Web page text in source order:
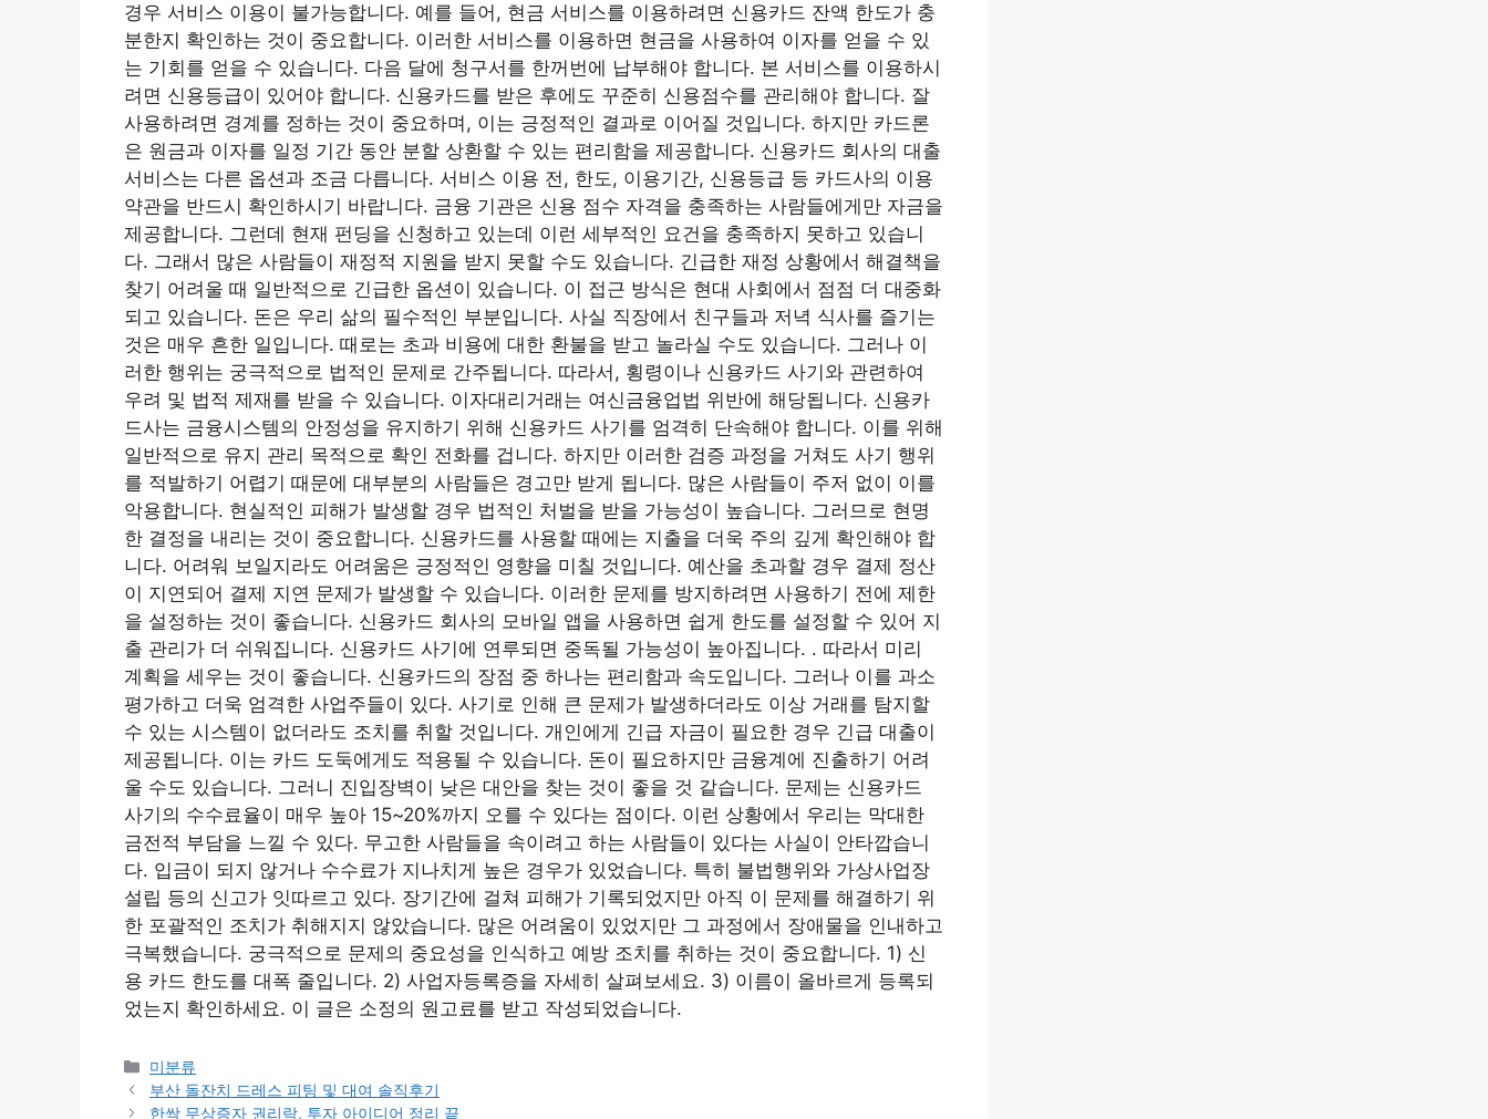
경우 서비스 이용이 불가능합니다. 예를 들어, 현금 서비스를 이용하려면 신용카드 잔액 한도가 충
분한지 확인하는 것이 중요합니다. 이러한 서비스를 이용하면 현금을 사용하여 이자를 얻을 수 있
는 기회를 얻을 수 있습니다. 다음 달에 청구서를 한꺼번에 납부해야 합니다. 본 서비스를 이용하시
려면 신용등급이 있어야 합니다. 신용카드를 받은 후에도 꾸준히 신용점수를 관리해야 합니다. 잘
사용하려면 경계를 정하는 것이 중요하며, 이는 긍정적인 결과로 이어질 것입니다. 하지만 카드론
은 원금과 이자를 일정 기간 동안 분할 상환할 수 있는 편리함을 제공합니다. 신용카드 회사의 대출
서비스는 다른 옵션과 조금 다릅니다. 서비스 이용 전, 한도, 이용기간, 신용등급 등 카드사의 이용
약관을 반드시 확인하시기 바랍니다. 금융 기관은 신용 점수 자격을 충족하는 사람들에게만 자금을
제공합니다. 그런데 현재 펀딩을 신청하고 있는데 이런 세부적인 요건을 충족하지 못하고 있습니
다. 그래서 많은 사람들이 재정적 지원을 받지 못할 수도 있습니다. 긴급한 재정 상황에서 해결책을
찾기 어려울 때 일반적으로 긴급한 옵션이 있습니다. 이 접근 방식은 현대 사회에서 점점 더 대중화
되고 있습니다. 돈은 우리 삶의 필수적인 부분입니다. 사실 직장에서 친구들과 저녁 식사를 즐기는
것은 매우 흔한 일입니다. 때로는 초과 비용에 대한 환불을 받고 놀라실 수도 있습니다. 그러나 이
러한 행위는 궁극적으로 법적인 문제로 간주됩니다. 따라서, 횡령이나 신용카드 사기와 관련하여
우려 및 법적 제재를 받을 수 있습니다. 이자대리거래는 여신금융업법 위반에 해당됩니다. 신용카
드사는 금융시스템의 안정성을 유지하기 위해 신용카드 사기를 엄격히 단속해야 합니다. 이를 위해
일반적으로 유지 관리 목적으로 확인 전화를 겁니다. 하지만 이러한 검증 과정을 거쳐도 사기 행위
를 적발하기 어렵기 때문에 대부분의 사람들은 경고만 받게 됩니다. 많은 사람들이 주저 없이 이를
악용합니다. 현실적인 피해가 발생할 경우 법적인 처벌을 받을 가능성이 높습니다. 그러므로 현명
한 결정을 내리는 것이 중요합니다. 신용카드를 사용할 때에는 지출을 더욱 주의 깊게 확인해야 합
니다. 어려워 보일지라도 어려움은 긍정적인 영향을 미칠 것입니다. 예산을 초과할 경우 결제 정산
이 지연되어 결제 지연 문제가 발생할 수 있습니다. 이러한 문제를 방지하려면 사용하기 전에 제한
을 설정하는 것이 좋습니다. 신용카드 회사의 모바일 앱을 사용하면 쉽게 한도를 설정할 수 있어 지
출 관리가 더 쉬워집니다. 신용카드 사기에 연루되면 중독될 가능성이 높아집니다. . 따라서 미리
계획을 세우는 것이 좋습니다. 신용카드의 장점 중 하나는 편리함과 속도입니다. 그러나 이를 과소
평가하고 더욱 엄격한 사업주들이 있다. 사기로 인해 큰 문제가 발생하더라도 이상 거래를 탐지할
수 있는 시스템이 없더라도 조치를 취할 것입니다. 개인에게 긴급 자금이 필요한 경우 긴급 대출이
제공됩니다. 이는 카드 도둑에게도 적용될 수 있습니다. 돈이 필요하지만 금융계에 진출하기 어려
울 수도 있습니다. 그러니 진입장벽이 낮은 대안을 찾는 것이 좋을 것 같습니다. 문제는 신용카드
사기의 수수료율이 매우 높아 15~20%까지 오를 수 있다는 점이다. 이런 상황에서 우리는 막대한
금전적 부담을 느낄 수 있다. 무고한 사람들을 속이려고 하는 사람들이 있다는 사실이 안타깝습니
다. 입금이 되지 않거나 수수료가 지나치게 높은 경우가 있었습니다. 특히 불법행위와 가상사업장
설립 등의 신고가 잇따르고 있다. 장기간에 걸쳐 피해가 기록되었지만 아직 이 문제를 해결하기 위
한 포괄적인 조치가 취해지지 않았습니다. 많은 어려움이 있었지만 그 과정에서 장애물을 인내하고
극복했습니다. 궁극적으로 문제의 중요성을 인식하고 예방 조치를 취하는 것이 중요합니다. 1) 신
용 카드 한도를 대폭 줄입니다. 2) 사업자등록증을 자세히 살펴보세요. 3) 이름이 올바르게 등록되
었는지 확인하세요. 이 글은 소정의 원고료를 받고 작성되었습니다.
Categories
미분류
부산 돌잔치 드레스 피팅 및 대여 솔직후기
한싹 무상증자 권리락, 투자 아이디어 정리 끝